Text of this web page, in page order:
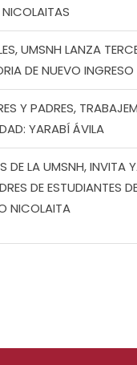
UMSNH LANZA
DE NUEVO INGRESO
Y PADRES,
YARABÍ ÁVILA
DE LA UMSNH, INVITA
DE ESTUDIANTES
NICOLAITA